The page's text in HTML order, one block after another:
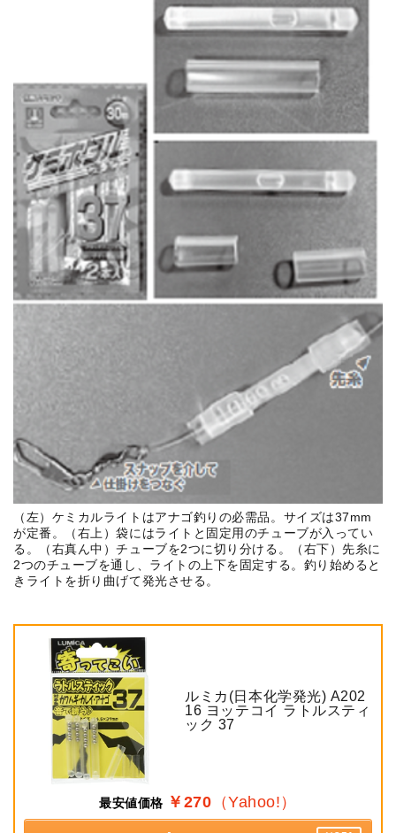
（左）ケミカルライトはアナゴ釣りの必需品。サイズは37mm
が定番。（右上）袋にはライトと固定用のチューブが入ってい
る。（右真ん中）チューブを2つに切り分ける。（右下）先糸に
2つのチューブを通し、ライトの上下を固定する。釣り始めると
きライトを折り曲げて発光させる。
ルミカ(日本化学発光) A202
16 ヨッテコイ ラトルスティ
ック 37
最安値価格 ￥270 （Yahoo!）